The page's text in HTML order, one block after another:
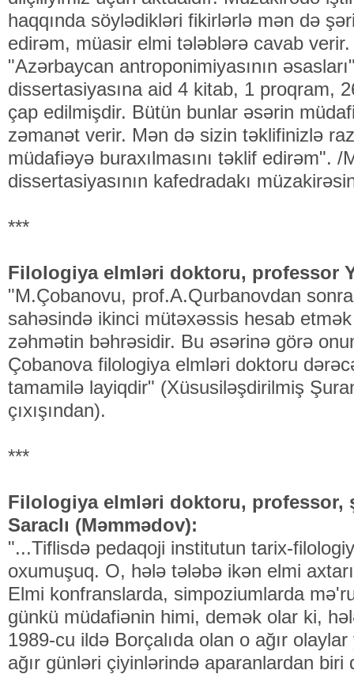
haqqında söylədikləri fikirlərlə mən də
edirəm, müasir elmi tələblərə cavab
"Azərbaycan antroponimiyasının
dissertasiyasına aid 4 kitab, 1 proqram,
çap edilmişdir. Bütün bunlar əsərin
zəmanət verir. Mən də sizin təklifinizlə
müdafiəyə buraxılmasını təklif edirəm".
dissertasiyasının kafedradakı
***
Filologiya elmləri doktoru, professor
"M.Çobanovu, prof.A.Qurbanovdan
sahəsində ikinci mütəxəssis hesab
zəhmətin bəhrəsidir. Bu əsərinə görə
Çobanova filologiya elmləri doktoru
tamamilə layiqdir" (Xüsusiləşdirilmiş
çıxışından).
***
Filologiya elmləri doktoru, professor,
Saraclı (Məmmədov):
"...Tiflisdə pedaqoji institutun tarix-
oxumuşuq. O, hələ tələbə ikən elmi
Elmi konfranslarda, simpoziumlarda
günkü müdafiənin himi, demək olar ki,
1989-cu ildə Borçalıda olan o ağır olaylar
ağır günləri çiyinlərində aparanlardan biri